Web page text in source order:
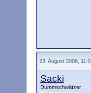
23. August 2006,
Sacki
Dummschwätzer